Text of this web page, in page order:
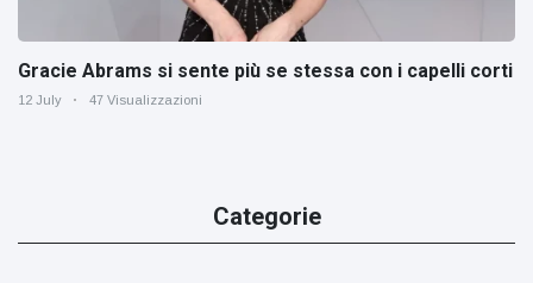
Gracie Abrams si sente più se stessa con i capelli corti
12 July 47 Visualizzazioni
Categorie